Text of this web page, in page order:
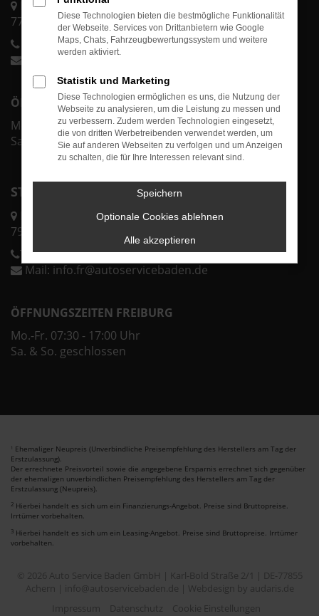
Karl-Bold-Str. 2/1
77855 Achern
Telefon:0 78 41 60 00-70
info@autoservicebaden.de
ÖFFNUNGSZEITEN ACHERN
Mo.-Fr. 07:30 - 18:00 Uhr
Sa. & So. geschlossen
STANDORT FREIBURG
Lörracher Str. 43
79115 Freiburg
Telefon:0 76 11 37 32 25 0
Mail: info.fr@autoservicebaden.de
ÖFFNUNGSZEITEN FREIBURG
Mo.-Fr. 07:30 - 17:00 Uhr
Sa. & So. geschlossen
1 Ehemaliger Neupreis (Unverbindliche Preisempfehlung des Herstellers am Tag der
Erstzulassung).
Der errechnete Preisvorteil sowie die angegebene Ersparnis errechnet sich gegenüber
der ehemaligen unverbindlichen Preisempfehlung des Herstellers am Tag der
Erstzulassung (Neupreis).
2 Hierbei handelt es sich um ein Finanzierungs-Angebot. Preise sind Bruttopreise.
Irrtümer vorbehalten.
3 Hierbei handelt es sich um ein Leasing-Angebot. Preise sind Bruttopreise. Irrtümer
vorbehalten.
© 2026 Auto Service Baden GmbH | Karl-Bold Straße 2/1 | DE-77855
Achern | info@autoservicebaden.de | Webdesign by audaris.de
Impressum
Datenschutz Cookie Einstellungen
Diese Technologien bieten die bestmögliche Funktionalität
der Webseite. Services von Drittanbietern wie Google
Maps, Chats, Fahrzeugbewertungssystem und weitere
werden aktiviert.
Statistik und Marketing
Diese Technologien ermöglichen es uns, die Nutzung der
Webseite zu analysieren, um die Leistung zu messen und
zu verbessern. Zudem werden Technologien eingesetzt,
die von dritten Werbetreibenden verwendet werden, um
Sie auf anderen Webseiten zu verfolgen und um Anzeigen
zu schalten, die für Ihre Interessen relevant sind.
Speichern
Optionale Cookies ablehnen
Alle akzeptieren